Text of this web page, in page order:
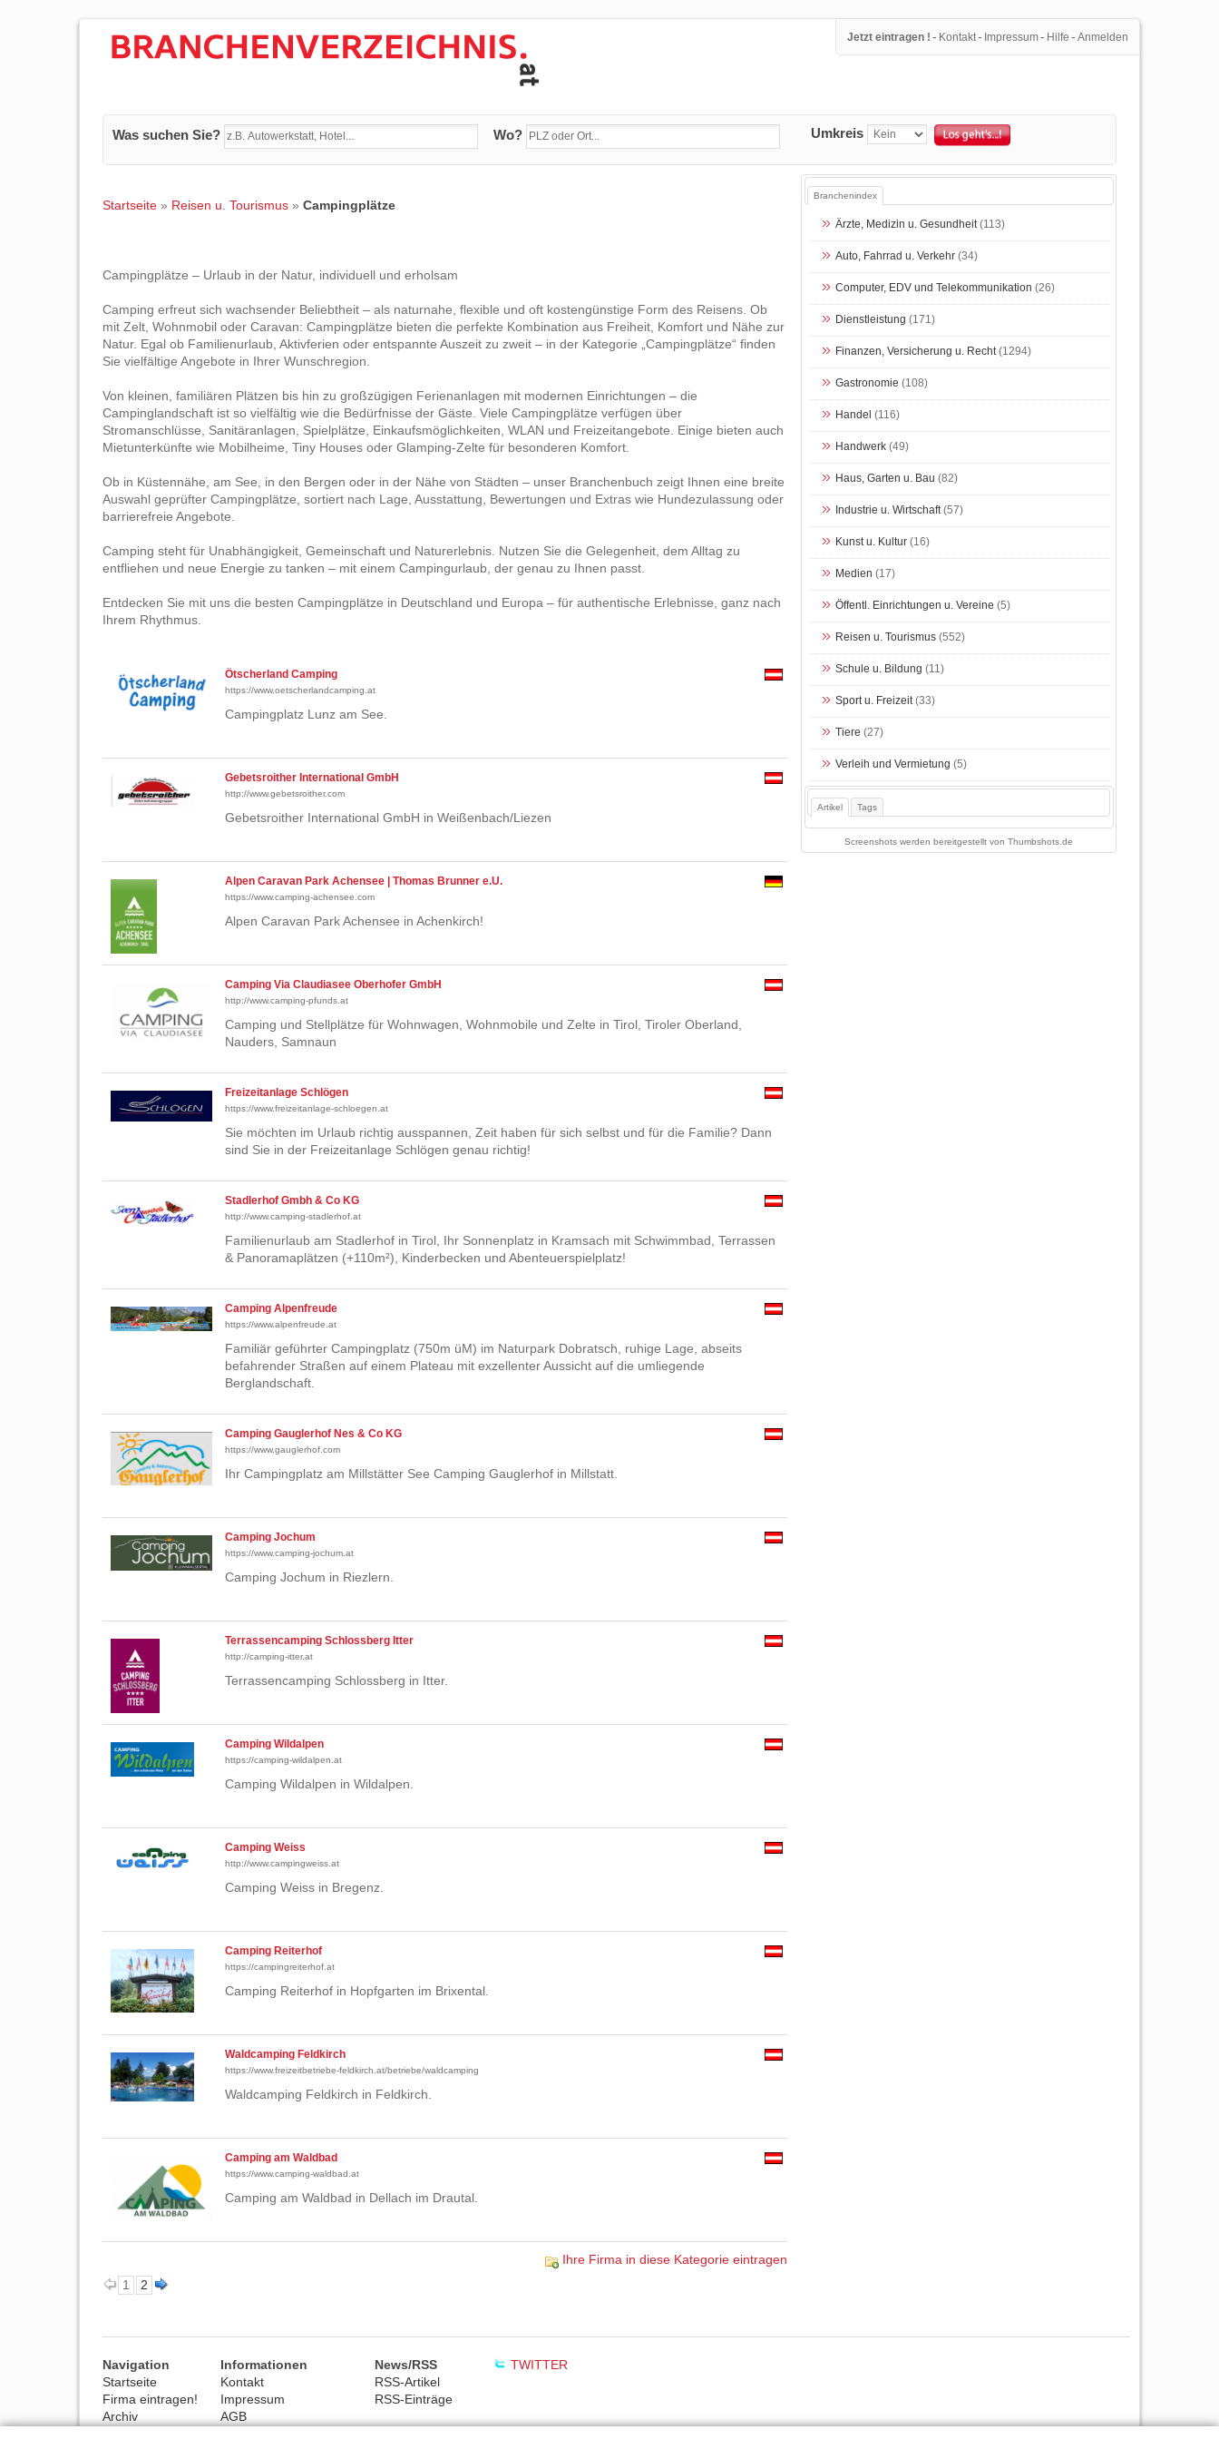
Jetzt eintragen ! - Kontakt- Impressum- Hilfe - Anmelden
Was suchen Sie? Wo? Umkreis
Startseite » Reisen u. Tourismus » Campingplätze
Campingplätze – Urlaub in der Natur, individuell und erholsam
Camping erfreut sich wachsender Beliebtheit – als naturnahe, flexible und oft kostengünstige Form des Reisens. Ob
mit Zelt, Wohnmobil oder Caravan: Campingplätze bieten die perfekte Kombination aus Freiheit, Komfort und Nähe zur
Natur. Egal ob Familienurlaub, Aktivferien oder entspannte Auszeit zu zweit – in der Kategorie „Campingplätze“ finden
Sie vielfältige Angebote in Ihrer Wunschregion.
Von kleinen, familiären Plätzen bis hin zu großzügigen Ferienanlagen mit modernen Einrichtungen – die
Campinglandschaft ist so vielfältig wie die Bedürfnisse der Gäste. Viele Campingplätze verfügen über
Stromanschlüsse, Sanitäranlagen, Spielplätze, Einkaufsmöglichkeiten, WLAN und Freizeitangebote. Einige bieten auch
Mietunterkünfte wie Mobilheime, Tiny Houses oder Glamping-Zelte für besonderen Komfort.
Ob in Küstennähe, am See, in den Bergen oder in der Nähe von Städten – unser Branchenbuch zeigt Ihnen eine breite
Auswahl geprüfter Campingplätze, sortiert nach Lage, Ausstattung, Bewertungen und Extras wie Hundezulassung oder
barrierefreie Angebote.
Camping steht für Unabhängigkeit, Gemeinschaft und Naturerlebnis. Nutzen Sie die Gelegenheit, dem Alltag zu
entfliehen und neue Energie zu tanken – mit einem Campingurlaub, der genau zu Ihnen passt.
Entdecken Sie mit uns die besten Campingplätze in Deutschland und Europa – für authentische Erlebnisse, ganz nach
Ihrem Rhythmus.
Ötscherland Camping
https://www.oetscherlandcamping.at
Campingplatz Lunz am See.
Gebetsroither International GmbH
http://www.gebetsroither.com
Gebetsroither International GmbH in Weißenbach/Liezen
Alpen Caravan Park Achensee | Thomas Brunner e.U.
https://www.camping-achensee.com
Alpen Caravan Park Achensee in Achenkirch!
Camping Via Claudiasee Oberhofer GmbH
http://www.camping-pfunds.at
Camping und Stellplätze für Wohnwagen, Wohnmobile und Zelte in Tirol, Tiroler Oberland,
Nauders, Samnaun
Freizeitanlage Schlögen
https://www.freizeitanlage-schloegen.at
Sie möchten im Urlaub richtig ausspannen, Zeit haben für sich selbst und für die Familie? Dann
sind Sie in der Freizeitanlage Schlögen genau richtig!
Stadlerhof Gmbh & Co KG
http://www.camping-stadlerhof.at
Familienurlaub am Stadlerhof in Tirol, Ihr Sonnenplatz in Kramsach mit Schwimmbad, Terrassen
& Panoramaplätzen (+110m²), Kinderbecken und Abenteuerspielplatz!
Camping Alpenfreude
https://www.alpenfreude.at
Familiär geführter Campingplatz (750m üM) im Naturpark Dobratsch, ruhige Lage, abseits
befahrender Straßen auf einem Plateau mit exzellenter Aussicht auf die umliegende
Berglandschaft.
Camping Gauglerhof Nes & Co KG
https://www.gauglerhof.com
Ihr Campingplatz am Millstätter See Camping Gauglerhof in Millstatt.
Camping Jochum
https://www.camping-jochum.at
Camping Jochum in Riezlern.
Terrassencamping Schlossberg Itter
http://camping-itter.at
Terrassencamping Schlossberg in Itter.
Camping Wildalpen
https://camping-wildalpen.at
Camping Wildalpen in Wildalpen.
Camping Weiss
http://www.campingweiss.at
Camping Weiss in Bregenz.
Camping Reiterhof
https://campingreiterhof.at
Camping Reiterhof in Hopfgarten im Brixental.
Waldcamping Feldkirch
https://www.freizeitbetriebe-feldkirch.at/betriebe/waldcamping
Waldcamping Feldkirch in Feldkirch.
Camping am Waldbad
https://www.camping-waldbad.at
Camping am Waldbad in Dellach im Drautal.
Ihre Firma in diese Kategorie eintragen
1
2
Branchenindex
Ärzte, Medizin u. Gesundheit(113)
Auto, Fahrrad u. Verkehr(34)
Computer, EDV und Telekommunikation (26)
Dienstleistung (171)
Finanzen, Versicherung u. Recht(1294)
Gastronomie (108)
Handel (116)
Handwerk(49)
Haus, Garten u. Bau (82)
Industrie u. Wirtschaft(57)
Kunst u. Kultur(16)
Medien (17)
Öffentl. Einrichtungen u. Vereine (5)
Reisen u. Tourismus(552)
Schule u. Bildung (11)
Sport u. Freizeit(33)
Tiere (27)
Verleih und Vermietung (5)
Artikel Tags
Screenshots werden bereitgestellt vonThumbshots.de
Navigation
Startseite
Firma eintragen!
Archiv
Informationen
Kontakt
Impressum
AGB
News/RSS
RSS-Artikel
RSS-Einträge
TWITTER